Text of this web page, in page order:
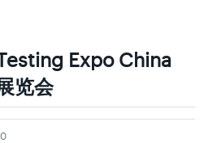
Expo China
览会